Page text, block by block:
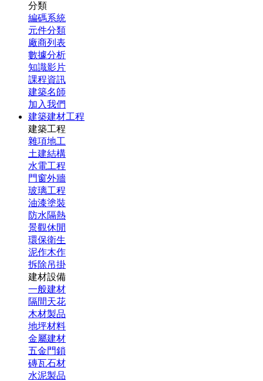
分類
編碼系統
元件分類
廠商列表
數據分析
知識影片
課程資訊
建築名師
加入我們
建築建材工程
建築工程
雜項地工
土建結構
水電工程
門窗外牆
玻璃工程
油漆塗裝
防水隔熱
景觀休閒
環保衛生
泥作木作
拆除吊掛
建材設備
一般建材
隔間天花
木材製品
地坪材料
金屬建材
五金門鎖
磚瓦石材
水泥製品